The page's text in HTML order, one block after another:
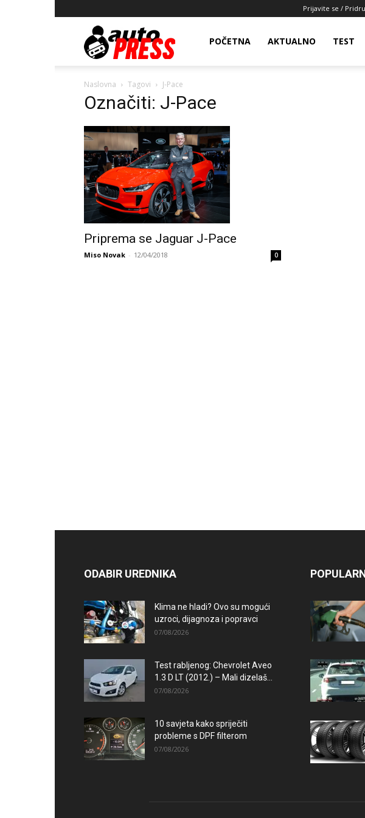
Prijavite se /
AutopressHRPOČETNA AKTUALNO TEST
Naslovna Tagovi J-Pace
Označiti: J-Pace
Priprema se Jaguar J-Pace
Miso Novak - 12/04/2018 0
ODABIR UREDNIKA
Klima ne hladi? Ovo su mogući
uzroci, dijagnoza i popravci
07/08/2026
Test rabljenog: Chevrolet Aveo
1.3 D LT (2012.) – Mali dizelaš...
07/08/2026
10 savjeta kako spriječiti
probleme s DPF filterom
07/08/2026